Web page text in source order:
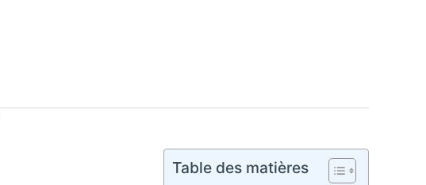
Table des matières